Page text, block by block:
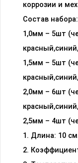
коррозии и
Состав набора:
1,0мм – 5шт
1,5мм – 5шт
2,0мм – 6шт
2,5мм – 4шт
1. Длина: 10
2.